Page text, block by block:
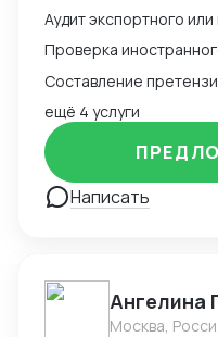
арбитр (Рижский
международный
Казахстан).
Проверка
ещё 4 услуги
Написать
Ангелина
Москва,